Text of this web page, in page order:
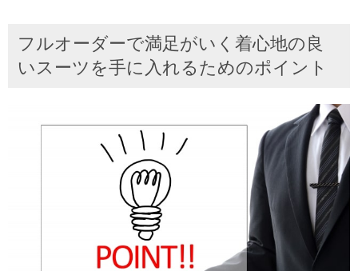
フルオーダーで満足がいく着心地の良
いスーツを手に入れるためのポイント